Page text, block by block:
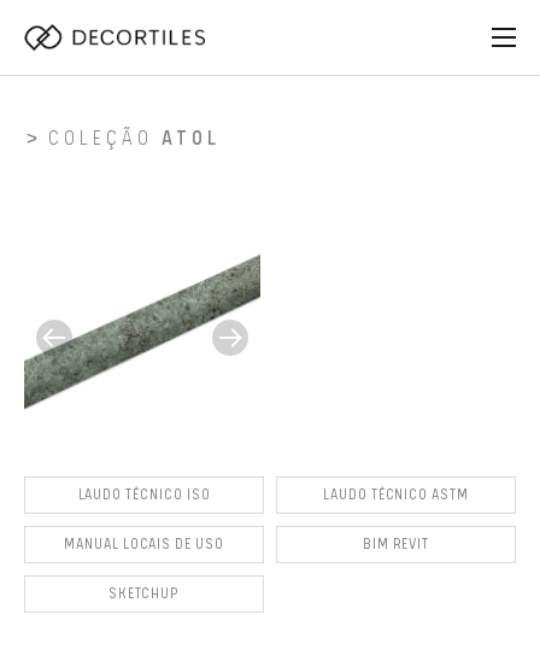
COLEÇÃO ATOL
LAUDO TÉCNICO ISO LAUDO TÉCNICO ASTM
MANUAL LOCAIS DE USO BIM REVIT
SKETCHUP